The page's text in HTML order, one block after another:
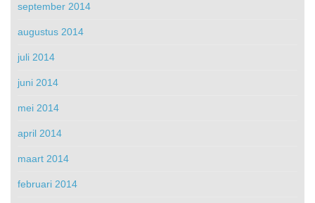
september 2014
augustus 2014
juli 2014
juni 2014
mei 2014
april 2014
maart 2014
februari 2014